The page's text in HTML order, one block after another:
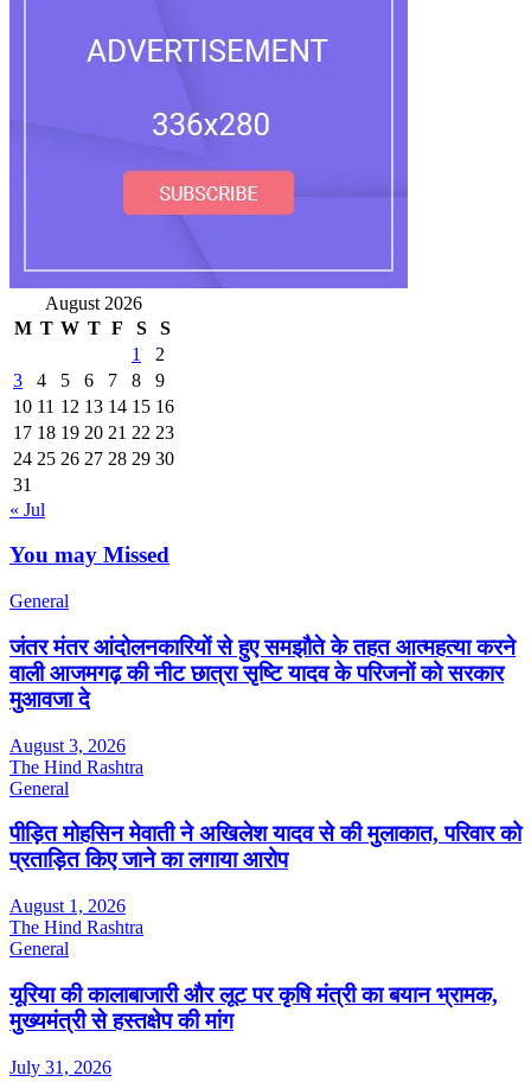
August 2026
M T W T F S
S
1
2
3
4 5 6 7 8
9
10 11 12 13 14 15 16
17 18 19 20 21 22 23
24 25 26 27 28 29 30
31
« Jul
You may Missed
General
जंतर मंतर आंदोलनकारियों से हुए समझौते के तहत आत्महत्या करने
वाली आजमगढ़ की नीट छात्रा सृष्टि यादव के परिजनों को सरकार
मुआवजा दे
August 3, 2026
The Hind Rashtra
General
पीड़ित मोहसिन मेवाती ने अखिलेश यादव से की मुलाकात, परिवार को
प्रताड़ित किए जाने का लगाया आरोप
August 1, 2026
The Hind Rashtra
General
यूरिया की कालाबाजारी और लूट पर कृषि मंत्री का बयान भ्रामक,
मुख्यमंत्री से हस्तक्षेप की मांग
July 31, 2026